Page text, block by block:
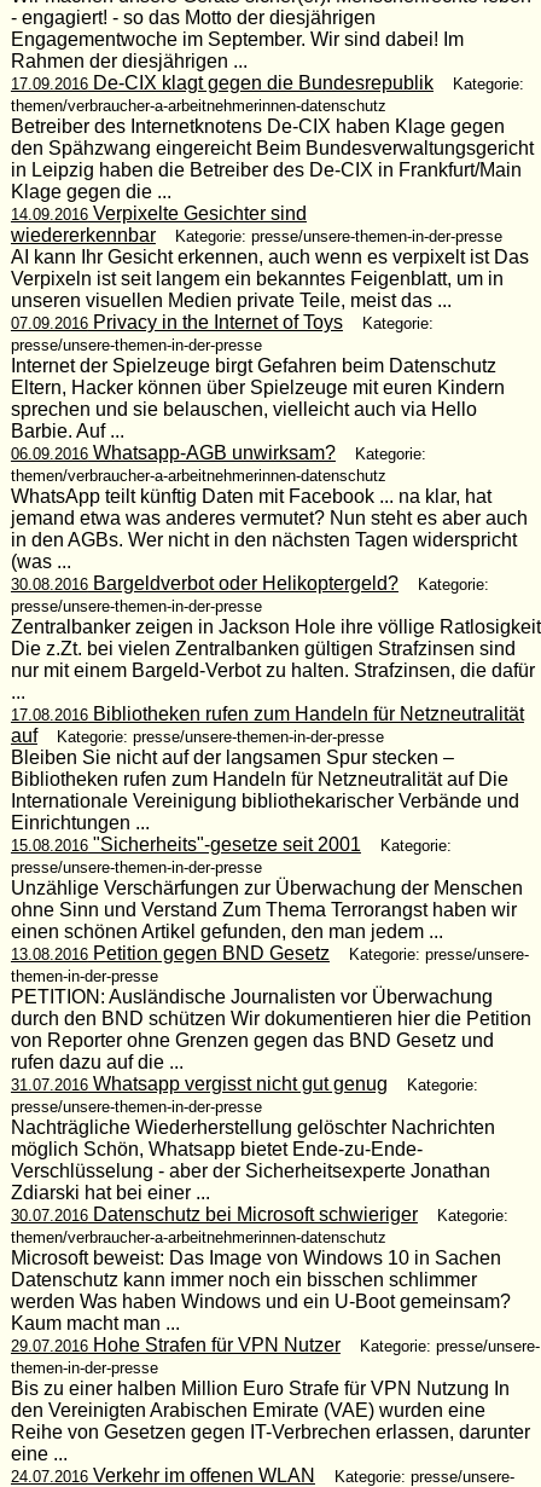
- engagiert! - so das Motto der diesjährigen
Engagementwoche im September. Wir sind dabei! Im
Rahmen der diesjährigen ...
17.09.2016De-CIX klagt gegen die Bundesrepublik
Kategorie:
themen/verbraucher-a-arbeitnehmerinnen-datenschutz
Betreiber des Internetknotens De-CIX haben Klage gegen
den Spähzwang eingereicht Beim Bundesverwaltungsgericht
in Leipzig haben die Betreiber des De-CIX in Frankfurt/Main
Klage gegen die ...
14.09.2016Verpixelte Gesichter sind
wiedererkennbar
Kategorie: presse/unsere-themen-in-der-presse
AI kann Ihr Gesicht erkennen, auch wenn es verpixelt ist Das
Verpixeln ist seit langem ein bekanntes Feigenblatt, um in
unseren visuellen Medien private Teile, meist das ...
07.09.2016Privacy in the Internet of Toys
Kategorie:
presse/unsere-themen-in-der-presse
Internet der Spielzeuge birgt Gefahren beim Datenschutz
Eltern, Hacker können über Spielzeuge mit euren Kindern
sprechen und sie belauschen, vielleicht auch via Hello
Barbie. Auf ...
06.09.2016Whatsapp-AGB unwirksam?
Kategorie:
themen/verbraucher-a-arbeitnehmerinnen-datenschutz
WhatsApp teilt künftig Daten mit Facebook ... na klar, hat
jemand etwa was anderes vermutet? Nun steht es aber auch
in den AGBs. Wer nicht in den nächsten Tagen widerspricht
(was ...
30.08.2016Bargeldverbot oder Helikoptergeld?
Kategorie:
presse/unsere-themen-in-der-presse
Zentralbanker zeigen in Jackson Hole ihre völlige Ratlosigkeit
Die z.Zt. bei vielen Zentralbanken gültigen Strafzinsen sind
nur mit einem Bargeld-Verbot zu halten. Strafzinsen, die dafür
...
17.08.2016Bibliotheken rufen zum Handeln für Netzneutralität
auf
Kategorie: presse/unsere-themen-in-der-presse
Bleiben Sie nicht auf der langsamen Spur stecken –
Bibliotheken rufen zum Handeln für Netzneutralität auf Die
Internationale Vereinigung bibliothekarischer Verbände und
Einrichtungen ...
15.08.2016"Sicherheits"-gesetze seit 2001
Kategorie:
presse/unsere-themen-in-der-presse
Unzählige Verschärfungen zur Überwachung der Menschen
ohne Sinn und Verstand Zum Thema Terrorangst haben wir
einen schönen Artikel gefunden, den man jedem ...
13.08.2016Petition gegen BND Gesetz
Kategorie: presse/unsere-
themen-in-der-presse
PETITION: Ausländische Journalisten vor Überwachung
durch den BND schützen Wir dokumentieren hier die Petition
von Reporter ohne Grenzen gegen das BND Gesetz und
rufen dazu auf die ...
31.07.2016Whatsapp vergisst nicht gut genug
Kategorie:
presse/unsere-themen-in-der-presse
Nachträgliche Wiederherstellung gelöschter Nachrichten
möglich Schön, Whatsapp bietet Ende-zu-Ende-
Verschlüsselung - aber der Sicherheitsexperte Jonathan
Zdiarski hat bei einer ...
30.07.2016Datenschutz bei Microsoft schwieriger
Kategorie:
themen/verbraucher-a-arbeitnehmerinnen-datenschutz
Microsoft beweist: Das Image von Windows 10 in Sachen
Datenschutz kann immer noch ein bisschen schlimmer
werden Was haben Windows und ein U-Boot gemeinsam?
Kaum macht man ...
29.07.2016Hohe Strafen für VPN Nutzer
Kategorie: presse/unsere-
themen-in-der-presse
Bis zu einer halben Million Euro Strafe für VPN Nutzung In
den Vereinigten Arabischen Emirate (VAE) wurden eine
Reihe von Gesetzen gegen IT-Verbrechen erlassen, darunter
eine ...
24.07.2016Verkehr im offenen WLAN
Kategorie: presse/unsere-